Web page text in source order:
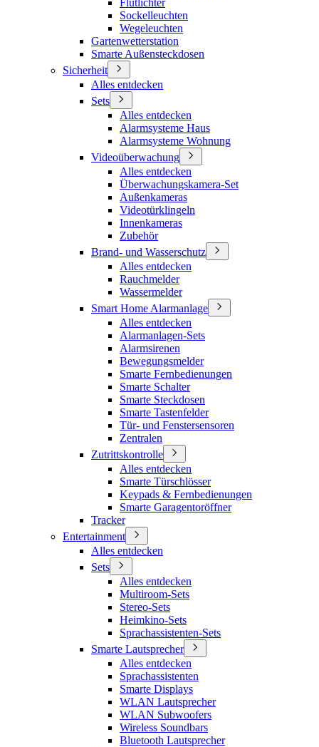
Flutlichter
Sockelleuchten
Wegeleuchten
Gartenwetterstation
Smarte Außensteckdosen
Sicherheit
Alles entdecken
Sets
Alles entdecken
Alarmsysteme Haus
Alarmsysteme Wohnung
Videoüberwachung
Alles entdecken
Überwachungskamera-Set
Außenkameras
Videotürklingeln
Innenkameras
Zubehör
Brand- und Wasserschutz
Alles entdecken
Rauchmelder
Wassermelder
Smart Home Alarmanlage
Alles entdecken
Alarmanlagen-Sets
Alarmsirenen
Bewegungsmelder
Smarte Fernbedienungen
Smarte Schalter
Smarte Steckdosen
Smarte Tastenfelder
Tür- und Fenstersensoren
Zentralen
Zutrittskontrolle
Alles entdecken
Smarte Türschlösser
Keypads & Fernbedienungen
Smarte Garagentoröffner
Tracker
Entertainment
Alles entdecken
Sets
Alles entdecken
Multiroom-Sets
Stereo-Sets
Heimkino-Sets
Sprachassistenten-Sets
Smarte Lautsprecher
Alles entdecken
Sprachassistenten
Smarte Displays
WLAN Lautsprecher
WLAN Subwoofers
Wireless Soundbars
Bluetooth Lautsprecher